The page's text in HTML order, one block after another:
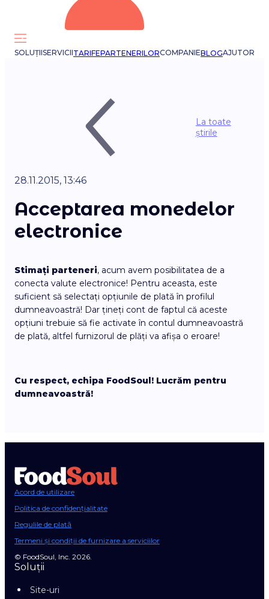
SOLUȚIISERVICIITARIFEPARTENERILORCOMPANIEBLOGAJUTOR
La toate
știrile
28.11.2015, 13:46
Acceptarea monedelor
electronice
Stimați parteneri, acum avem posibilitatea de a
conecta valute electronice! Pentru aceasta, este
suficient să selectați opțiunile de plată în profilul
dumneavoastră! Dar țineți cont de faptul că aceste
opțiuni trebuie să fie activate în contul dumneavoastră
de plată, altfel furnizorul de plăți va afișa o eroare!
Cu respect, echipa FoodSoul! Lucrăm pentru
dumneavoastră!
Acord de utilizare
Politica de confidențialitate
Regulile de plată
Termeni și condiții de furnizare a serviciilor
© FoodSoul, Inc. 2026.
Soluții
Site-uri